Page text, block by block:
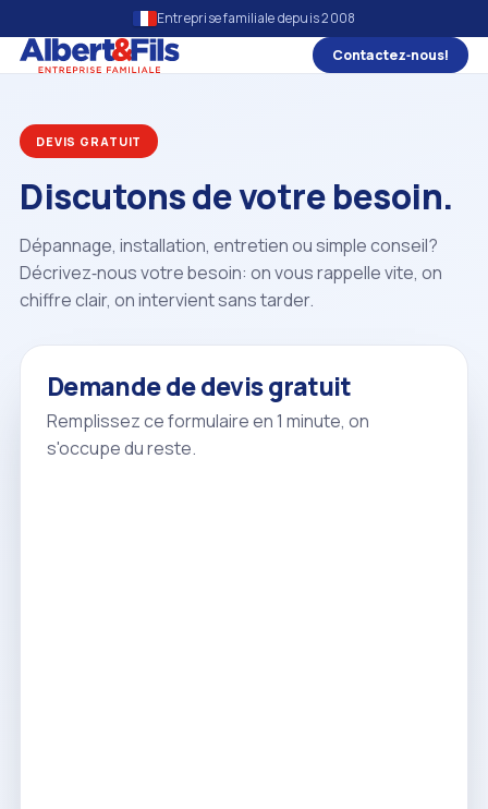
Entreprise familiale depuis 2008
Contactez‑nous!
DEVIS GRATUIT
Discutons de votre besoin.
Dépannage, installation, entretien ou simple conseil?
Décrivez‑nous votre besoin: on vous rappelle vite, on
chiffre clair, on intervient sans tarder.
Demande de devis gratuit
Remplissez ce formulaire en 1 minute, on
s'occupe du reste.